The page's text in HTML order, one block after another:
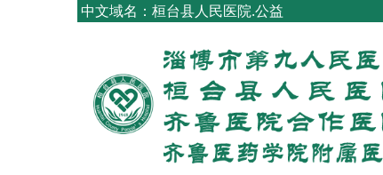
中文域名：桓台县人民医院.公益